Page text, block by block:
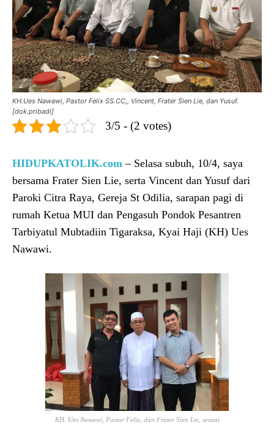
KH.Ues Nawawi, Pastor Felix SS.CC,, Vincent, Frater Sien Lie, dan Yusuf.
[dok.pribadi]
3/5 - (2 votes)
HIDUPKATOLIK.com – Selasa subuh, 10/4, saya
bersama Frater Sien Lie, serta Vincent dan Yusuf dari
Paroki Citra Raya, Gereja St Odilia, sarapan pagi di
rumah Ketua MUI dan Pengasuh Pondok Pesantren
Tarbiyatul Mubtadiin Tigaraksa, Kyai Haji (KH) Ues
Nawawi.
KH. Ues Nawawi, Pastor Felix, dan Frater Sien Lie, sesaat